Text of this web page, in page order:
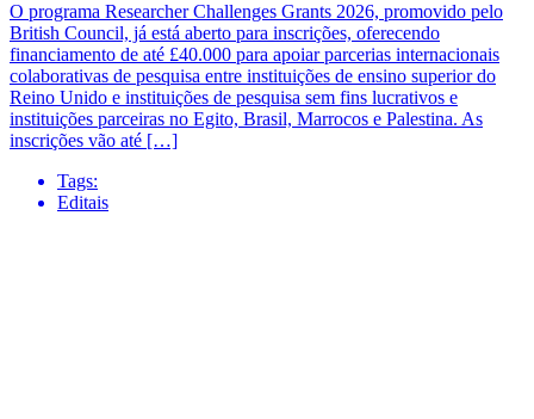
O programa Researcher Challenges Grants 2026, promovido pelo
British Council, já está aberto para inscrições, oferecendo
financiamento de até £40.000 para apoiar parcerias internacionais
colaborativas de pesquisa entre instituições de ensino superior do
Reino Unido e instituições de pesquisa sem fins lucrativos e
instituições parceiras no Egito, Brasil, Marrocos e Palestina. As
inscrições vão até […]
Tags:
Editais